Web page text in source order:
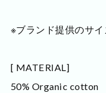
※ブランド提供のサイ
[ MATERIAL]
50% Organic cotton